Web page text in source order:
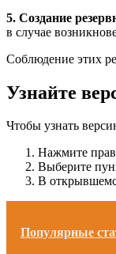
5. Создание
в случае
Соблюдение этих
Узнайте
Чтобы узнать
Нажмите
Выберите
В
Популярные